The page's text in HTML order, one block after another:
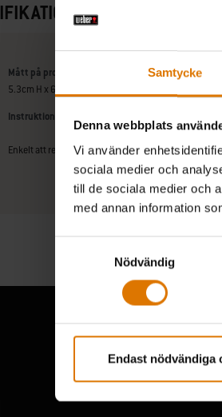
Samtycke
Denna webbplats
Vi använder
sociala medier och
till de sociala medier och
med annan information
Nödvändig
Endast nödvändiga
Mått på produkten
5.3cm H x 63.5cm L x 47cm D
Instruktioner för skötsel
Enkelt att rengöra med tvål och vatten